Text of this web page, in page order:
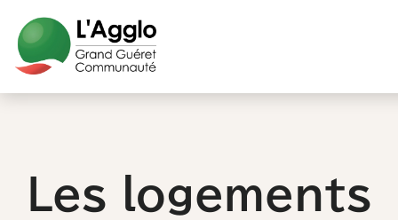
contenu
principal
menu
principal
liens
utiles
pied
page
Les logements